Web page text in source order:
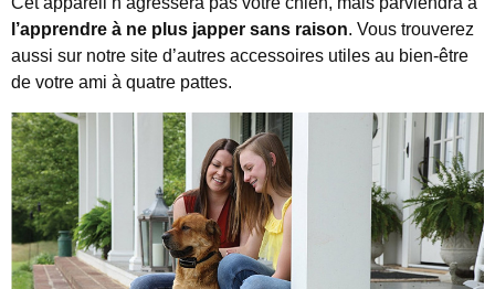
l’apprendre à ne plus japper sans raison. Vous trouverez
aussi sur notre site d’autres accessoires utiles au bien-être
de votre ami à quatre pattes.